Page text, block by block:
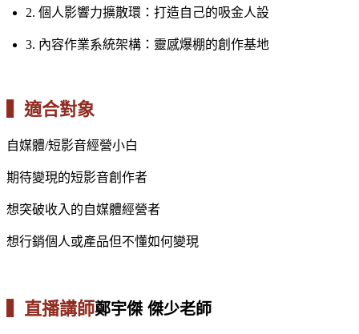
2. 個人影響力擴散環：打造自己的吸金人設
3. 內容作業系統架構：靈感爆棚的創作基地
▍適合對象
自媒體/短影音經營小白
期待變現的短影音創作者
想突破收入的自媒體經營者
想行銷個人或產品但不懂如何變現
▍直播講師鄭宇傑 傑少老師